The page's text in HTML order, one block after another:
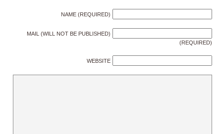
NAME (REQUIRED)
MAIL (WILL NOT BE PUBLISHED)
(REQUIRED)
WEBSITE